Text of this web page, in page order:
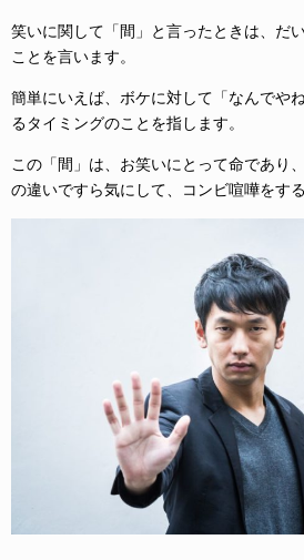
笑いに関して「間」と言ったときは、だ
ことを言います。
簡単にいえば、ボケに対して「なんでや
るタイミングのことを指します。
この「間」は、お笑いにとって命であり
の違いですら気にして、コンビ喧嘩をす